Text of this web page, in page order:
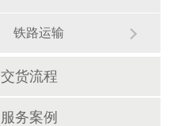
铁路运输
交货流程
服务案例